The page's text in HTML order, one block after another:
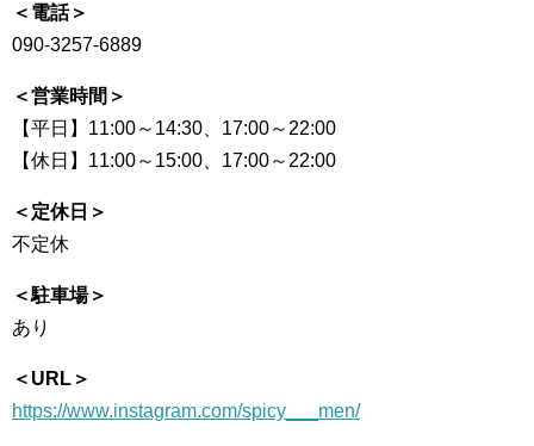
＜電話＞
090-3257-6889
＜営業時間＞
【平日】11:00～14:30、17:00～22:00
【休日】11:00～15:00、17:00～22:00
＜定休日＞
不定休
＜駐車場＞
あり
＜URL＞
https://www.instagram.com/spicy___men/